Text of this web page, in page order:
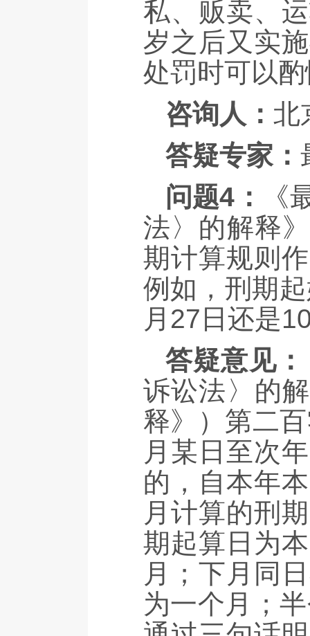
私、贩卖、
岁之后又实
处罚时可以
咨询人： 北
答疑专家：
问题4：
《
法〉的解释
期计算规则
例如，刑期
月27日还是
答疑意见：
诉讼法〉的
释》）第二
月某日至次
的，自本年
月计算的刑
期起算日为
月；下月同
为一个月；